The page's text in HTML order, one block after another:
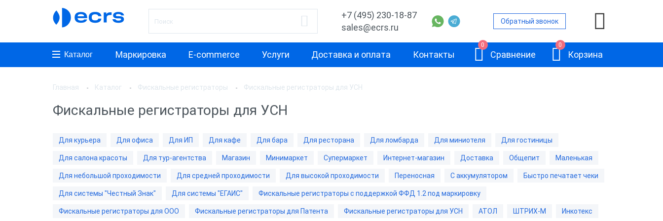
+7 (495) 230-18-87
sales@ecrs.ru
Обратный звонок
Каталог Маркировка E-commerce Услуги Доставка и оплата Контакты
0
Сравнение
0
Корзина
Производитель
АТОЛ
ЭВОТОР
Дримкас
POSCenter
Назначение
Для кафе
Для бара
Для ресторана
проходимости
Для средней
проходимости
Для высокой
Главная Каталог Фискальные регистраторы Фискальные регистраторы для УСН
Фискальные регистраторы для УСН
Для курьера Для офиса Для ИП Для кафе Для бара Для ресторана Для ломбарда Для миниотеля Для гостиницы
Для салона красоты Для тур-агентства Магазин Минимаркет Супермаркет Интернет-магазин Доставка Общепит Маленькая
Для небольшой проходимости Для средней проходимости Для высокой проходимости Переносная С аккумулятором Быстро печатает чеки
Для системы "Честный Знак" Для системы "ЕГАИС" Фискальные регистраторы с поддержкой ФФД 1.2 под маркировку
Фискальные регистраторы для ООО Фискальные регистраторы для Патента Фискальные регистраторы для УСН АТОЛ ШТРИХ-М Инкотекс